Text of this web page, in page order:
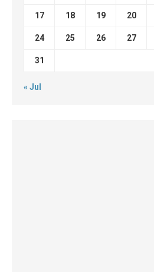
17 18 19 20
24 25 26 27
31
« Jul